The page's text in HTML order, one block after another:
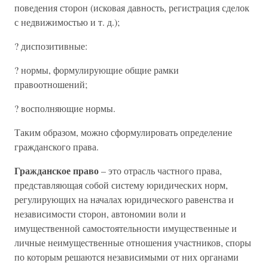
поведения сторон (исковая давность, регистрация сделок
с недвижимостью и т. д.);
? диспозитивные:
? нормы, формулирующие общие рамки
правоотношений;
? восполняющие нормы.
Таким образом, можно сформулировать определение
гражданского права.
Гражданское право– это отрасль частного права,
представляющая собой систему юридических норм,
регулирующих на началах юридического равенства и
независимости сторон, автономии воли и
имущественной самостоятельности имущественные и
личные неимущественные отношения участников, споры
по которым решаются независимыми от них органами